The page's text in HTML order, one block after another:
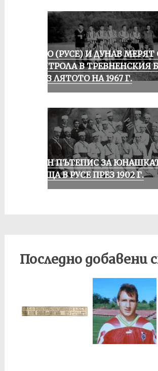
ЛОКО (РУСЕ) И ДУНАВ МЕРЯТ
КОНТРОЛА В ТРЕВНЕНСКИЯ
ПРЕЗ ЛЯТОТО НА 1967 Г.
ЕДИН ПЪТЕПИС ЗА
СРЕЩА В РУСЕ ПРЕЗ 1902 Г.
Последно добавени